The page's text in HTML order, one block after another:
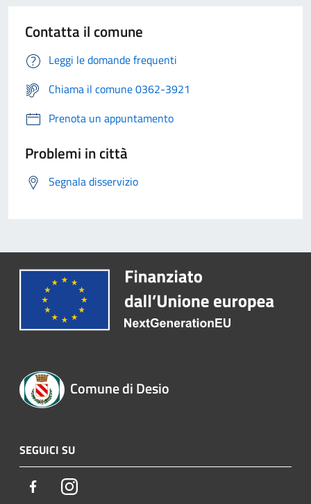
Contatta il comune
Leggi le domande frequenti
Chiama il comune 0362-3921
Prenota un appuntamento
Problemi in città
Segnala disservizio
Comune di Desio
SEGUICI SU
FacebookInstagram